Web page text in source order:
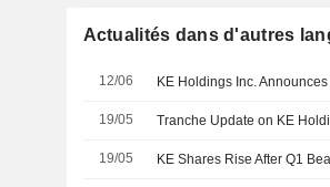
Actualités dans d'autres
12/06 KE Holdings Inc.
19/05
19/05 KE Shares Rise After Q1